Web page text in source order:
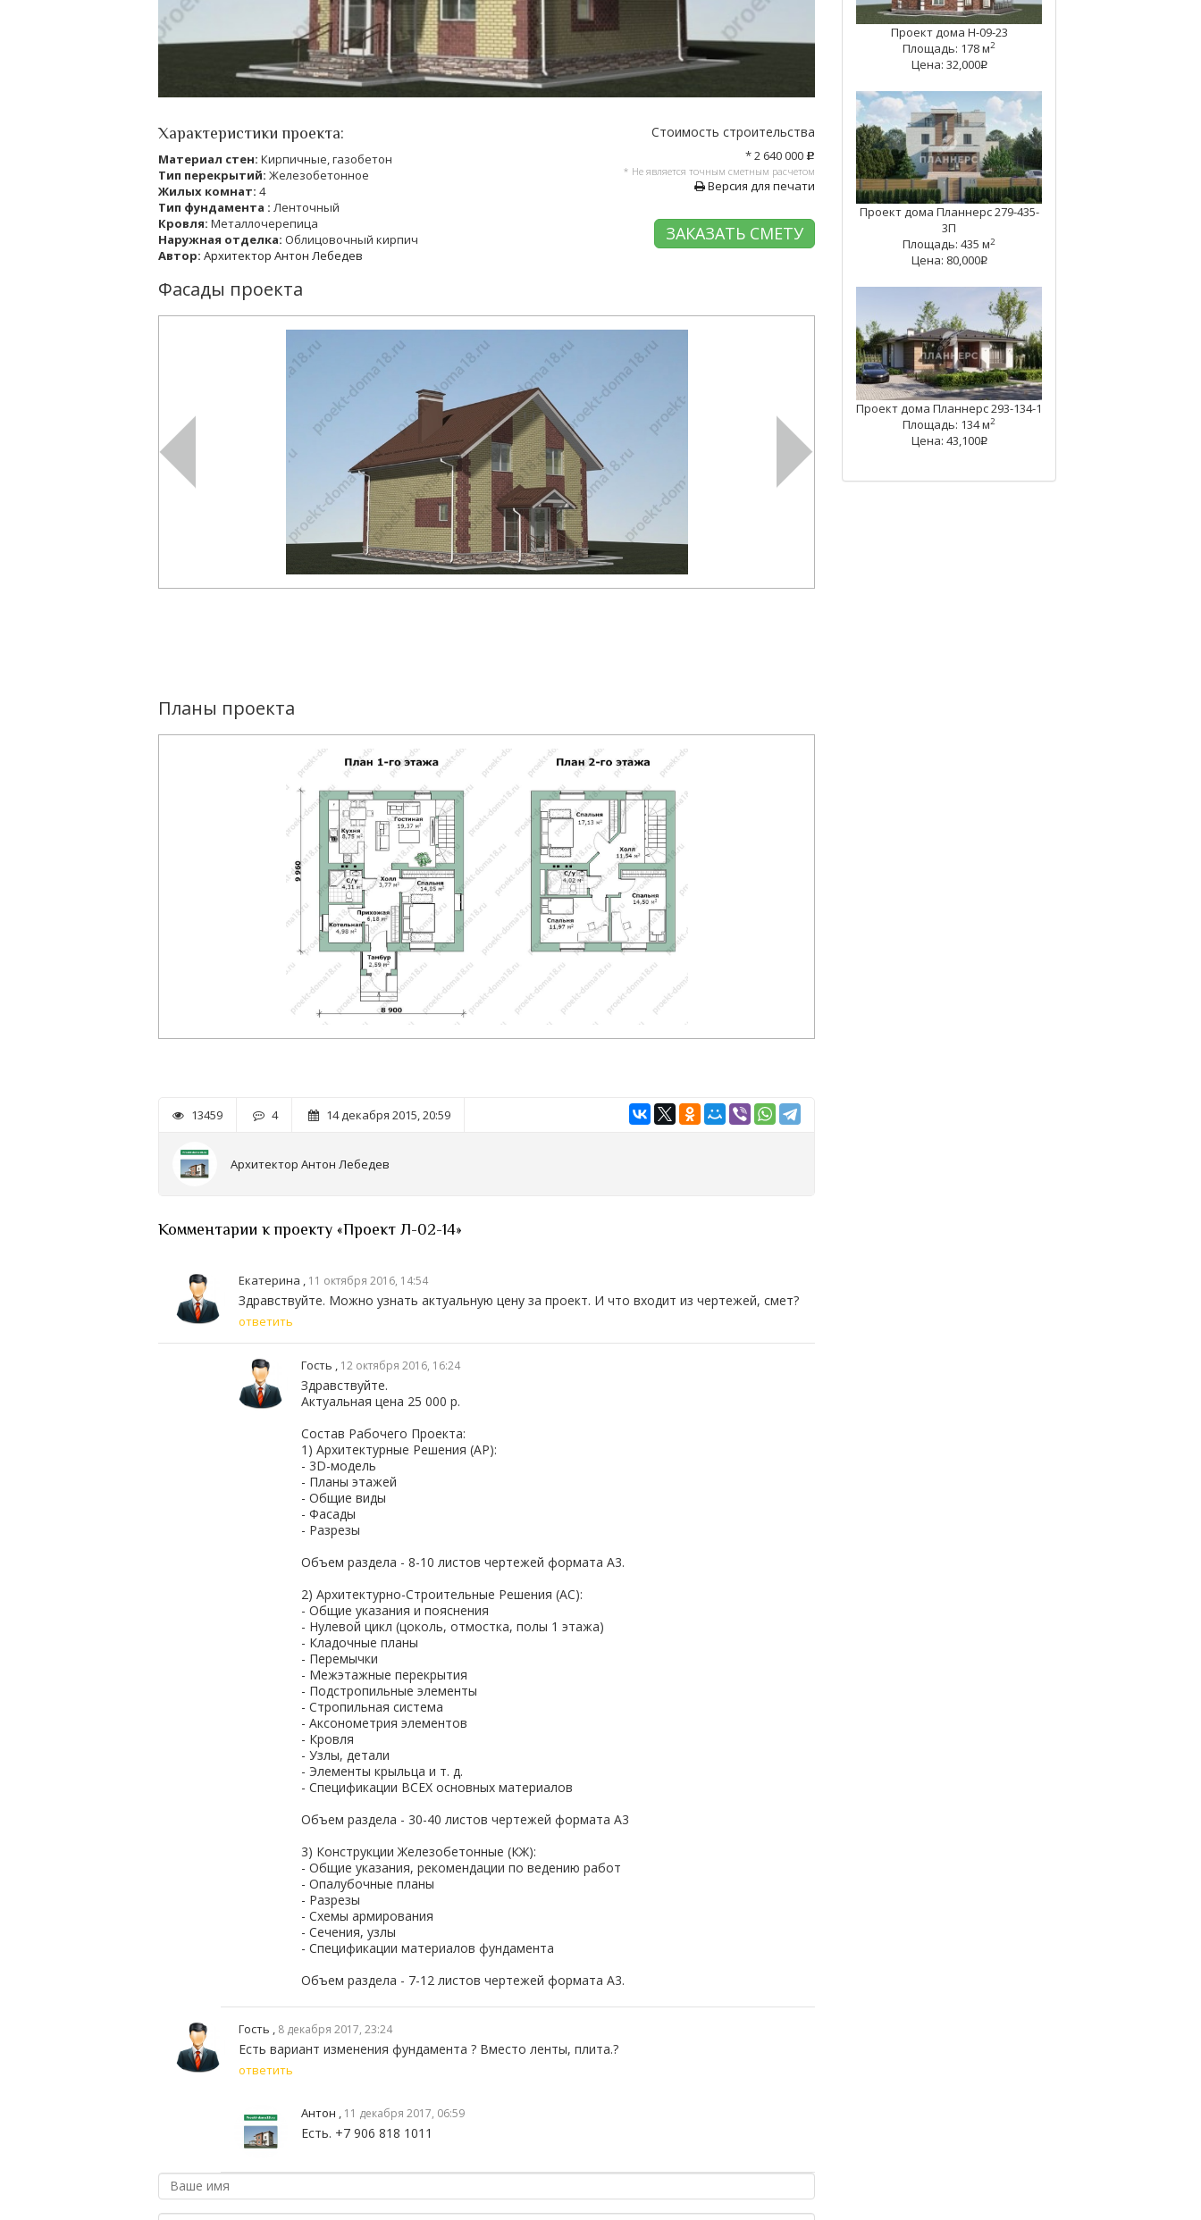
Характеристики проекта:
Материал стен: Кирпичные, газобетон
Тип перекрытий: Железобетонное
Жилых комнат: 4
Тип фундамента : Ленточный
Кровля: Металлочерепица
Наружная отделка: Облицовочный кирпич
Автор: Архитектор Антон Лебедев
Стоимость строительства
* 2 640 000 c
* Не является точным сметным расчетом
Версия для печати
ЗАКАЗАТЬ СМЕТУ
Фасады проекта
Планы проекта
13459 4 14 декабря 2015, 20:59
Архитектор Антон Лебедев
Комментарии к проекту «Проект Л-02-14»
Екатерина , 11 октября 2016, 14:54
Здравствуйте. Можно узнать актуальную цену за проект. И что входит из чертежей, смет?
ответить
Гость , 12 октября 2016, 16:24
Здравствуйте.
Актуальная цена 25 000 р.
Состав Рабочего Проекта:
1) Архитектурные Решения (АР):
- 3D-модель
- Планы этажей
- Общие виды
- Фасады
- Разрезы
Объем раздела - 8-10 листов чертежей формата А3.
2) Архитектурно-Строительные Решения (АС):
- Общие указания и пояснения
- Нулевой цикл (цоколь, отмостка, полы 1 этажа)
- Кладочные планы
- Перемычки
- Межэтажные перекрытия
- Подстропильные элементы
- Стропильная система
- Аксонометрия элементов
- Кровля
- Узлы, детали
- Элементы крыльца и т. д.
- Спецификации ВСЕХ основных материалов
Объем раздела - 30-40 листов чертежей формата А3
3) Конструкции Железобетонные (КЖ):
- Общие указания, рекомендации по ведению работ
- Опалубочные планы
- Разрезы
- Схемы армирования
- Сечения, узлы
- Спецификации материалов фундамента
Объем раздела - 7-12 листов чертежей формата А3.
Гость , 8 декабря 2017, 23:24
Есть вариант изменения фундамента ? Вместо ленты, плита.?
ответить
Антон , 11 декабря 2017, 06:59
Есть. +7 906 818 1011
Проект дома Н-09-23
Площадь: 178 м2
Цена: 32,000q
Проект дома Планнерс 279-435-
3П
Площадь: 435 м2
Цена: 80,000q
Проект дома Планнерс 293-134-1
Площадь: 134 м2
Цена: 43,100q